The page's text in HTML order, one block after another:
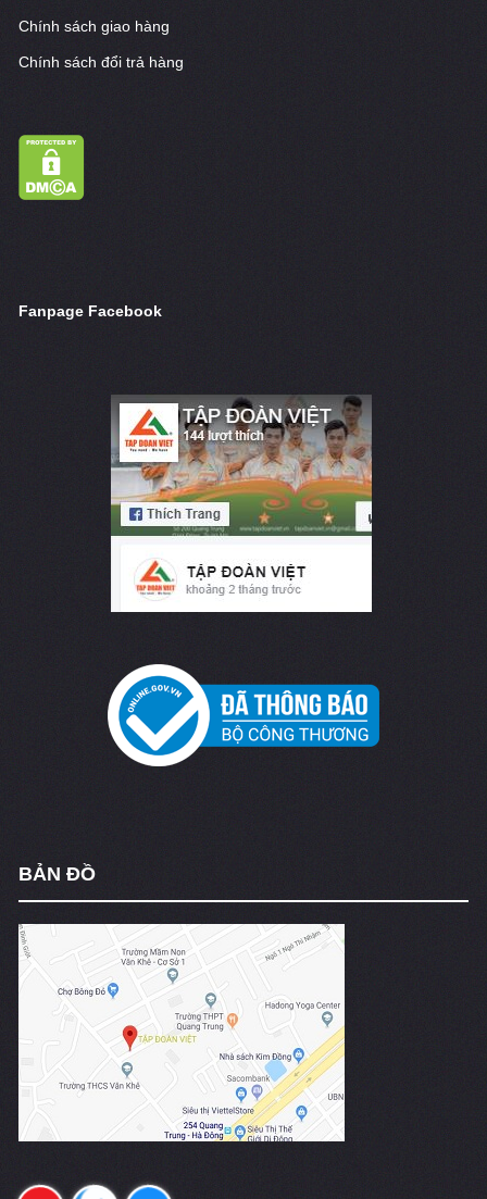
Chính sách giao hàng
Chính sách đổi trả hàng
Fanpage Facebook
BẢN ĐỒ